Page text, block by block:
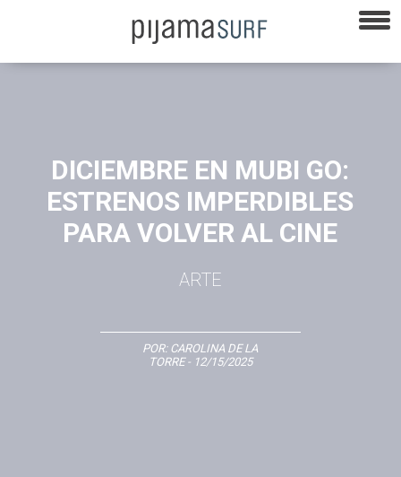
DICIEMBRE EN MUBI GO:
ESTRENOS IMPERDIBLES
PARA VOLVER AL CINE
ARTE
POR: CAROLINA DE LA
TORRE- 12/15/2025